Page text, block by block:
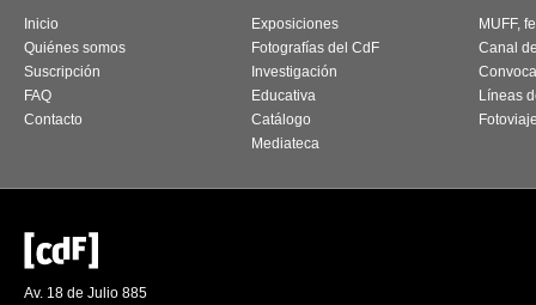
Inicio
Quiénes somos
Suscripción
FAQ
Contacto
Exposiciones
Fotografías del CdF
Investigación
Educativa
Catálogo
Mediateca
MUFF,
Canal
Líneas
Av. 18 de Julio 885